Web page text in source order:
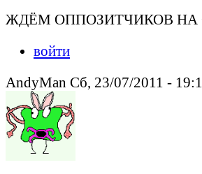
ЖДЁМ ОППОЗИТЧИКОВ НА
войти
AndyMan Сб, 23/07/2011 -